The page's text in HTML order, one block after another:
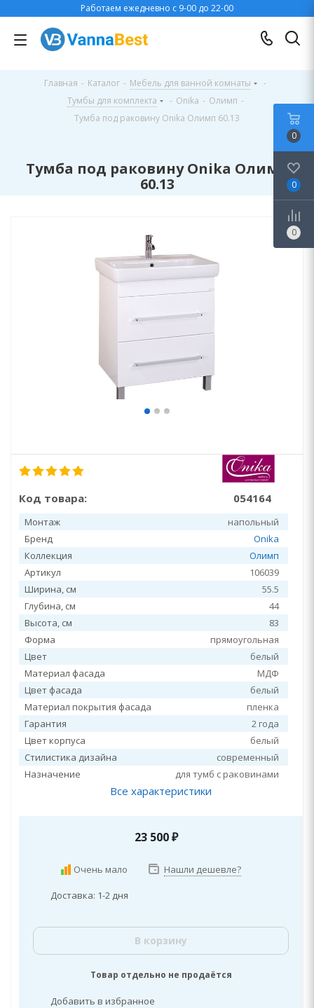
Работаем ежедневно с 9-00 до 22-00
Главная - Каталог - Мебель для ванной комнаты
-
Тумбы для комплекта
- Onika - Олимп -
Тумба под раковину Onika Олимп 60.13
Тумба под раковину Onika Олимп
60.13
Код товара: 054164
Монтаж
напольный
Бренд
Onika
Коллекция
Олимп
Артикул
106039
Ширина, см
55.5
Глубина, см
44
Высота, см
83
Форма
прямоугольная
Цвет
белый
Материал фасада
МДФ
Цвет фасада
белый
Материал покрытия фасада
пленка
Гарантия
2 года
Цвет корпуса
белый
Стилистика дизайна
современный
Назначение
для тумб с раковинами
Все характеристики
23 500₽
Очень мало Нашли дешевле?
Доставка: 1-2 дня
В корзину
Товар отдельно не продаётся
Добавить в избранное
0
0
0